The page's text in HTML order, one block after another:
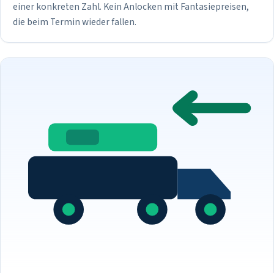
einer konkreten Zahl. Kein Anlocken mit Fantasiepreisen,
die beim Termin wieder fallen.